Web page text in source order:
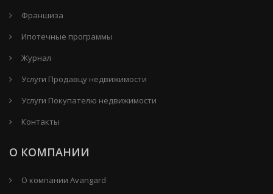
Франшиза
Ипотечные программы
Журнал
Услуги Продавцу недвижимости
Услуги Покупателю недвижимости
Контакты
О КОМПАНИИ
О компании Avangard